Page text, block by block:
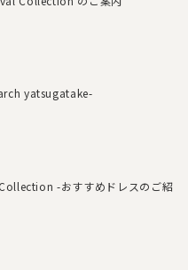
yatsugatake-
-おすすめドレスのご紹